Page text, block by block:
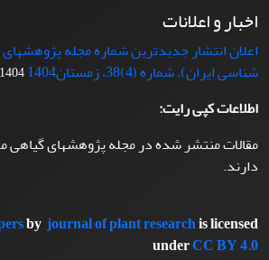
اخبار و اعلانات
اعلان انتشار جدیدترین شماره مجله
شناسی ایران)، شماره (4)38، زمستان1404
1404-11-04
اطلاعات کپی رایت:
مقالات منتشر شده در مجله پژوهشهای گیاهی
دارند.
byjournal of plant researchis licensed
underCC BY 4.0